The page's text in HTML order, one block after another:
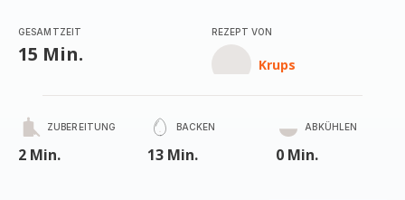
GESAMTZEIT
15 Min.
REZEPT VON
Krups
ZUBEREITUNG
2 Min.
BACKEN
13 Min.
ABKÜHLEN
0 Min.